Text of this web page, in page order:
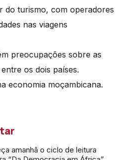
do turismo, com operadores
nas viagens
preocupações sobre as
os dois países.
economia moçambicana.
amanhã o ciclo de leitura